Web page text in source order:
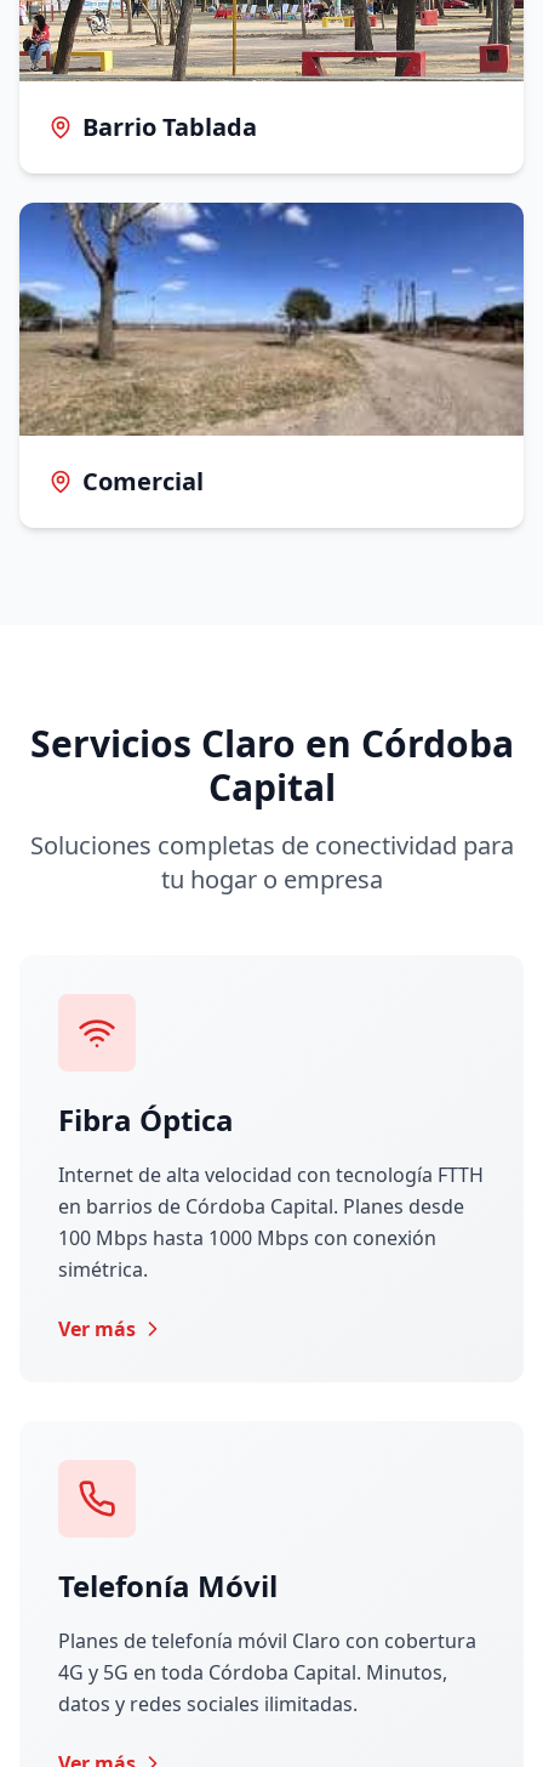
Barrio Tablada
Comercial
Servicios Claro en Córdoba
Capital
Soluciones completas de conectividad para
tu hogar o empresa
Fibra Óptica
Internet de alta velocidad con tecnología FTTH
en barrios de Córdoba Capital. Planes desde
100 Mbps hasta 1000 Mbps con conexión
simétrica.
Ver más
Telefonía Móvil
Planes de telefonía móvil Claro con cobertura
4G y 5G en toda Córdoba Capital. Minutos,
datos y redes sociales ilimitadas.